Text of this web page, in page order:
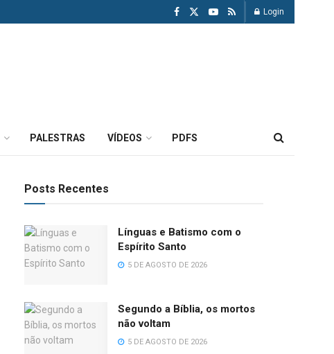
Login
PALESTRAS VÍDEOS PDFS
Posts Recentes
Línguas e Batismo com o
Espírito Santo
5 DE AGOSTO DE 2026
Segundo a Bíblia, os mortos
não voltam
5 DE AGOSTO DE 2026